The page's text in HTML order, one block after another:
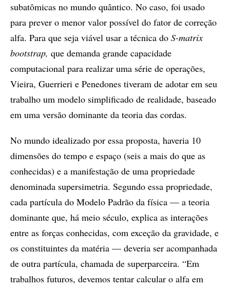
subatômicas no mundo quântico. No caso, foi usado
para prever o menor valor possível do fator de correção
alfa. Para que seja viável usar a técnica do S-matrix
bootstrap, que demanda grande capacidade
computacional para realizar uma série de operações,
Vieira, Guerrieri e Penedones tiveram de adotar em seu
trabalho um modelo simplificado de realidade, baseado
em uma versão dominante da teoria das cordas.
No mundo idealizado por essa proposta, haveria 10
dimensões do tempo e espaço (seis a mais do que as
conhecidas) e a manifestação de uma propriedade
denominada supersimetria. Segundo essa propriedade,
cada partícula do Modelo Padrão da física — a teoria
dominante que, há meio século, explica as interações
entre as forças conhecidas, com exceção da gravidade, e
os constituintes da matéria — deveria ser acompanhada
de outra partícula, chamada de superparceira. “Em
trabalhos futuros, devemos tentar calcular o alfa em